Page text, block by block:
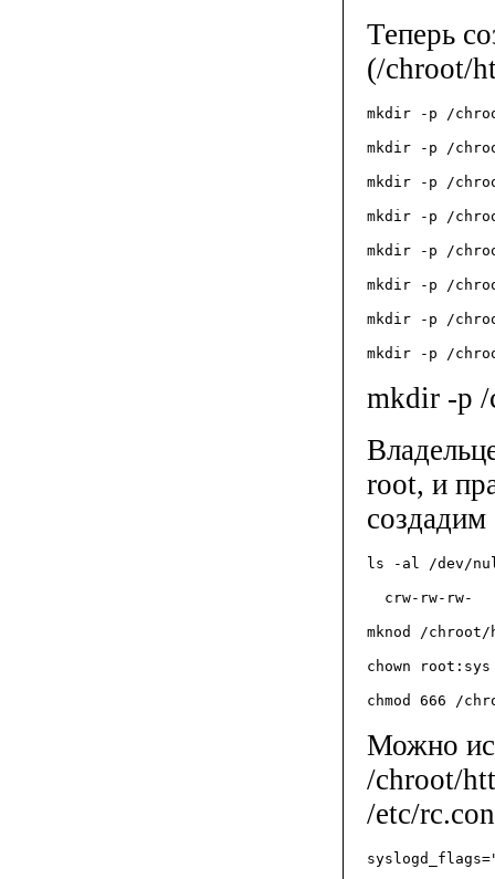
Теперь
(/chroot/
mkdir -p /
mkdir -p /
mkdir -p /
mkdir -p /
mkdir -p /
mkdir -p /
mkdir -p /
mkdir -p /
mkdir -p
root, и
ls -al /dev/
crw-rw-rw-
mknod /
chown
chmod 666 /
Можно
/chroot/
/etc/